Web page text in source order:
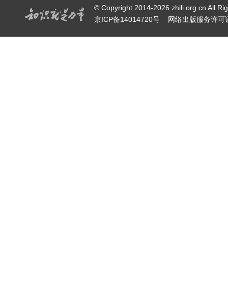
© Copyright 2014-2026 zhili.org.cn All
京ICP备14014720号
网络出版服务许可